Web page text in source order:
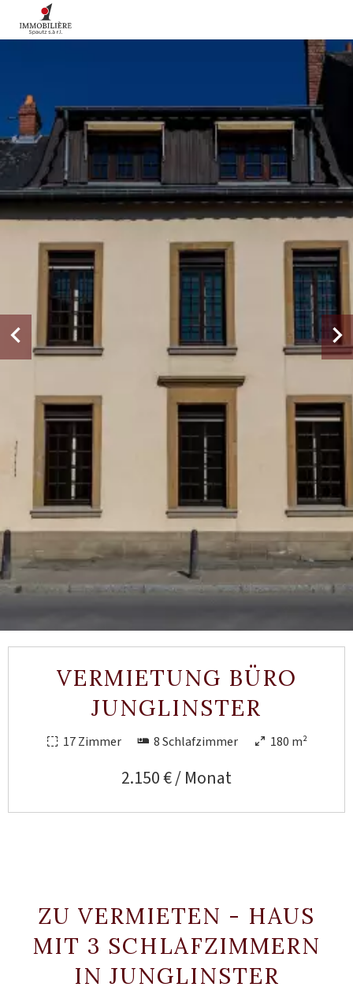
VERMIETUNG BÜRO
JUNGLINSTER
17 Zimmer 8 Schlafzimmer 180 m²
2.150 € / Monat
ZU VERMIETEN - HAUS
MIT 3 SCHLAFZIMMERN
IN JUNGLINSTER